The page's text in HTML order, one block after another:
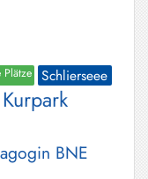
Plätze Schlierseee
BNE